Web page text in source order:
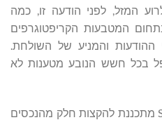
המזל, לפני הודעה זו, כמה
המטבעות הקריפטוגרפים
ההודעות והמניע של השולחת.
בכל חשש הנובע מטענות לא
הלקוחה של Salomon Brothers מתכננת להקצות חלק מהנכסים